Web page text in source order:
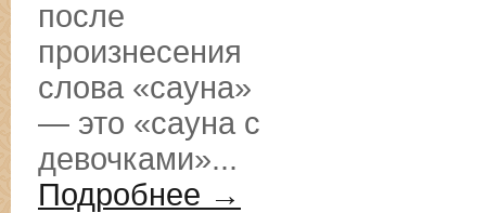
после
произнесения
слова «сауна»
— это «сауна с
девочками»...
Подробнее →